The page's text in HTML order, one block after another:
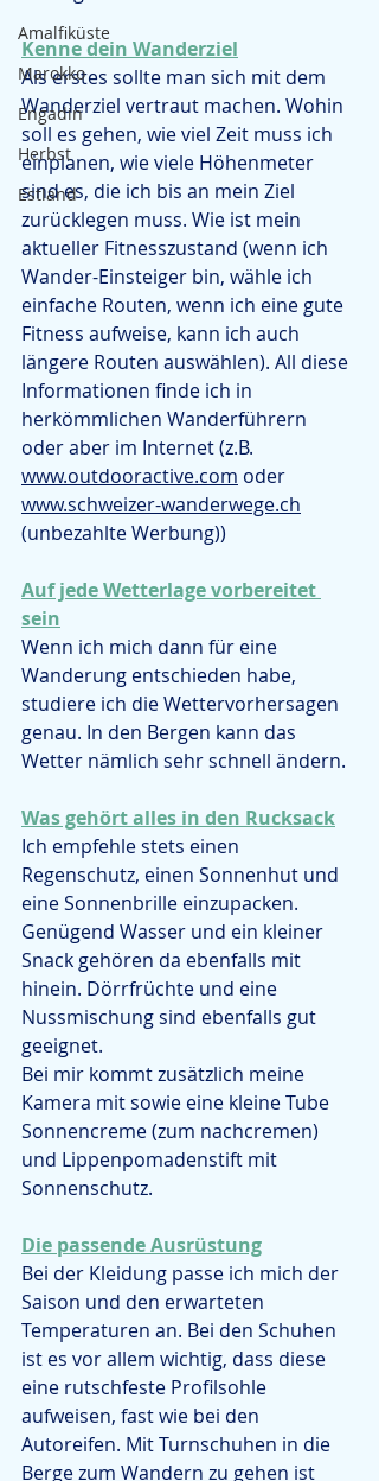
Amalfiküste
Marokko
Engadin
Herbst
Estland
Kenne dein Wanderziel
Als erstes sollte man sich mit dem
Wanderziel vertraut machen. Wohin
soll es gehen, wie viel Zeit muss ich
einplanen, wie viele Höhenmeter
sind es, die ich bis an mein Ziel
zurücklegen muss. Wie ist mein
aktueller Fitnesszustand (wenn ich
Wander-Einsteiger bin, wähle ich
einfache Routen, wenn ich eine gute
Fitness aufweise, kann ich auch
längere Routen auswählen). All diese
Informationen finde ich in
herkömmlichen Wanderführern
oder aber im Internet (z.B.
www.outdooractive.com oder
www.schweizer-wanderwege.ch
(unbezahlte Werbung))
Auf jede Wetterlage vorbereitet
sein
Wenn ich mich dann für eine
Wanderung entschieden habe,
studiere ich die Wettervorhersagen
genau. In den Bergen kann das
Wetter nämlich sehr schnell ändern.
Was gehört alles in den Rucksack
Ich empfehle stets einen
Regenschutz, einen Sonnenhut und
eine Sonnenbrille einzupacken.
Genügend Wasser und ein kleiner
Snack gehören da ebenfalls mit
hinein. Dörrfrüchte und eine
Nussmischung sind ebenfalls gut
geeignet.
Bei mir kommt zusätzlich meine
Kamera mit sowie eine kleine Tube
Sonnencreme (zum nachcremen)
und Lippenpomadenstift mit
Sonnenschutz.
Die passende Ausrüstung
Bei der Kleidung passe ich mich der
Saison und den erwarteten
Temperaturen an. Bei den Schuhen
ist es vor allem wichtig, dass diese
eine rutschfeste Profilsohle
aufweisen, fast wie bei den
Autoreifen. Mit Turnschuhen in die
Berge zum Wandern zu gehen ist